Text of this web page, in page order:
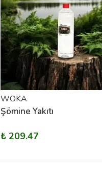
WOKA
Şömine Yakıtı
₺ 209.47